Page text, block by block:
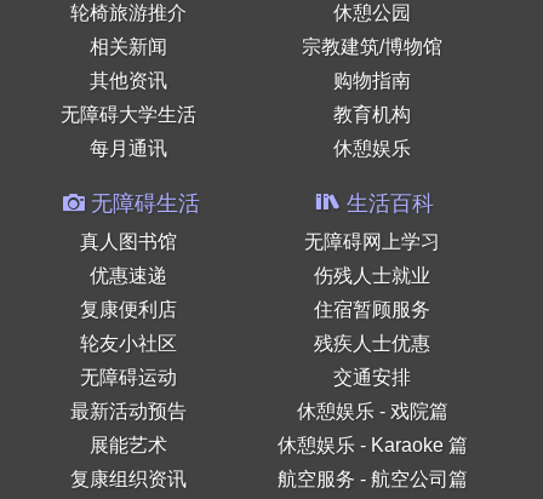
轮椅旅游推介
相关新闻
其他资讯
无障碍大学生活
每月通讯
休憩公园
宗教建筑/博物馆
购物指南
教育机构
休憩娱乐
无障碍生活
真人图书馆
优惠速递
复康便利店
轮友小社区
无障碍运动
最新活动预告
展能艺术
复康组织资讯
生活百科
无障碍网上学习
伤残人士就业
住宿暂顾服务
残疾人士优惠
交通安排
休憩娱乐 - 戏院篇
休憩娱乐 - Karaoke 篇
航空服务 - 航空公司篇